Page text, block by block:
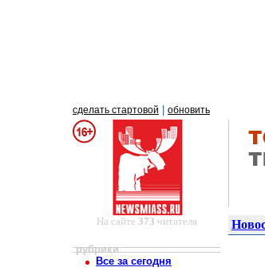
сделать стартовой обновить
На сайте 373 читателя
рубрики
Все за сегодня